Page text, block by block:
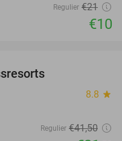
Regulier €21
€10
8.8 star
Regulier €41,50